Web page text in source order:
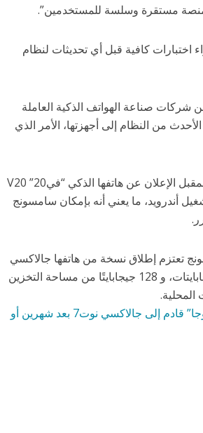
منصة مستقرة وسلسة للمستخدمين”.
كافية قبل أي تحديثات لنظام
صناعة الهواتف الذكية العاملة
من النظام إلى أجهزتها، الأمر الذي
يُشار إلى أن شركة إل جي تعتزم مطلع الشهر المقبل الإعلان عن هاتفها الذكي “في20” V20
من نظام التشغيل أندرويد، ما يعني أنه بإمكان سامسونج
تعتزم إطلاق نسخة من هاتفها جالاكسي
نوت7 بذاكرة وصول عشوائي “رام” بحجم 6 جيجابايتات، و 128 جيجابايتًا من مساحة التخزين
أندرويد “نوجا” قادم إلى جالاكسي نوت7 بعد شهرين أو